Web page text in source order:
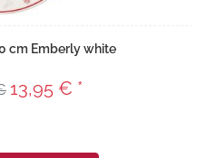
cm Emberly white
13,95 € *